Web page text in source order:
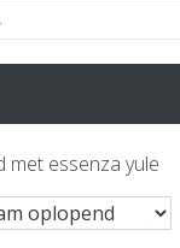
met essenza yule